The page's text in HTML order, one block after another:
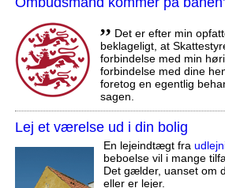
,, Det er efter min
beklageligt, at
forbindelse med min
forbindelse med dine
foretog en egentlig
sagen.
Lej et værelse ud i din bolig
En lejeindtægt fra
beboelse vil i mange
Det gælder, uanset om
eller er lejer.